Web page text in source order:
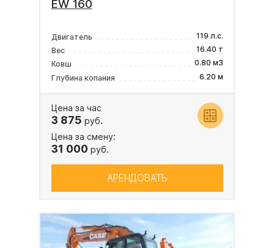
EW 160
Двигатель
119 л.с.
Вес
16.40 т
Ковш
0.80 м3
Глубина копания
6.20 м
Цена за час
3 875 руб.
Цена за смену:
31 000 руб.
АРЕНДОВАТЬ